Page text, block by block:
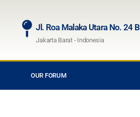
Jl. Roa Malaka Utara No. 24 B
Jakarta Barat - Indonesia
OUR FORUM